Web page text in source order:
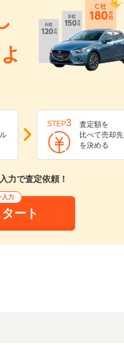
STEP3
査定額を
比べて売却先
を決める
入力で査定依頼！
入力
ート